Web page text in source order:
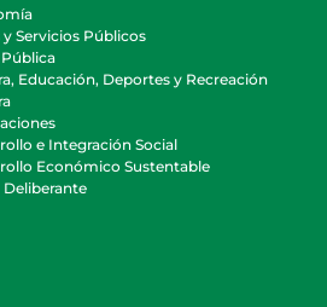
Servicios Públicos
Educación, Deportes y Recreación
e Integración Social
Económico Sustentable